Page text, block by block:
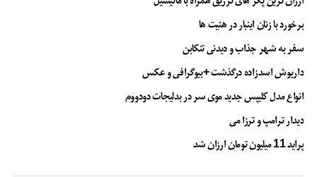
برخورد با زنان اینبار در هئیت ها
سفر به شهر جذاب و دیدنی تنکابن
داریوش اسدزاده درگذشت +بیوگرافی و عکس
انواع مدل کلیپس جدید موی سر در بدلیجات دودووم
دیدار ترامپ و ترزا می
پراید 11 میلیون تومان ارزان شد